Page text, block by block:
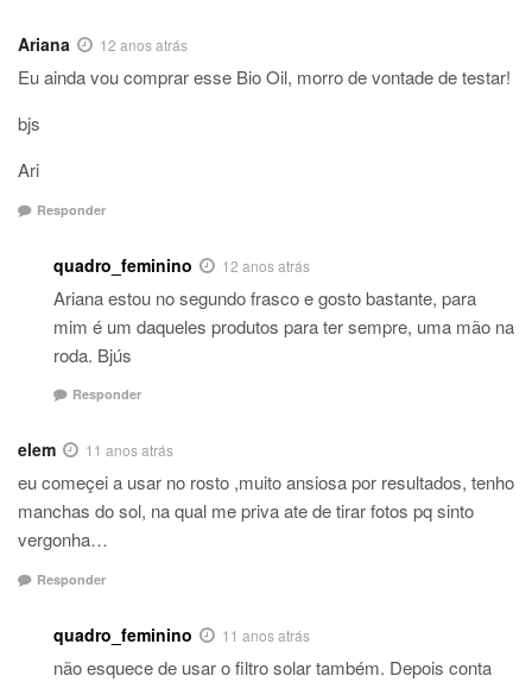
Ariana 12 anos atrás
Eu ainda vou comprar esse Bio Oil, morro de vontade de testar!
bjs
Ari
Responder
quadro_feminino 12 anos atrás
Ariana estou no segundo frasco e gosto bastante, para
mim é um daqueles produtos para ter sempre, uma mão na
roda. Bjús
Responder
elem 11 anos atrás
eu começei a usar no rosto ,muito ansiosa por resultados, tenho
manchas do sol, na qual me priva ate de tirar fotos pq sinto
vergonha…
Responder
quadro_feminino 11 anos atrás
não esquece de usar o filtro solar também. Depois conta